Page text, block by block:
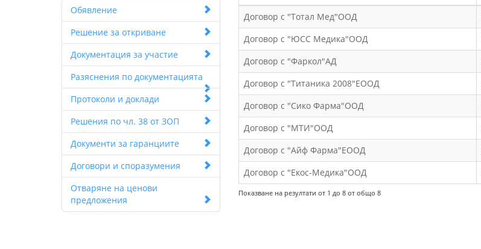
Обявление
Решение за откриване
Документация за участие
Разяснения по документацията
Протоколи и доклади
Решения по чл. 38 от ЗОП
Документи за гаранциите
Договори и споразумения
Отваряне на ценови
предложения
Договор с "Тотал Мед"ООД
Договор с "ЮСС Медика"ООД
Договор с "Фаркол"АД
Договор с "Титаника 2008"ЕООД
Договор с "Сико Фарма"ООД
Договор с "МТИ"ООД
Договор с "Айф Фарма"ЕООД
Договор с "Екос-Медика"ООД
Показване на резултати от 1 до 8 от общо 8